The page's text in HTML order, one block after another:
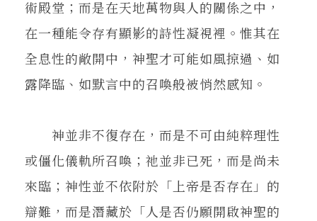
術殿堂；而是在天地萬物與人的關係之中，
在一種能令存有顯影的詩性凝視裡。惟其在
全息性的敞開中，神聖才可能如風掠過、如
露降臨、如默言中的召喚般被悄然感知。
神並非不復存在，而是不可由純粹理性
或僵化儀軌所召喚；祂並非已死，而是尚未
來臨；神性並不依附於「上帝是否存在」的
辯難，而是潛藏於「人是否仍願開啟神聖的